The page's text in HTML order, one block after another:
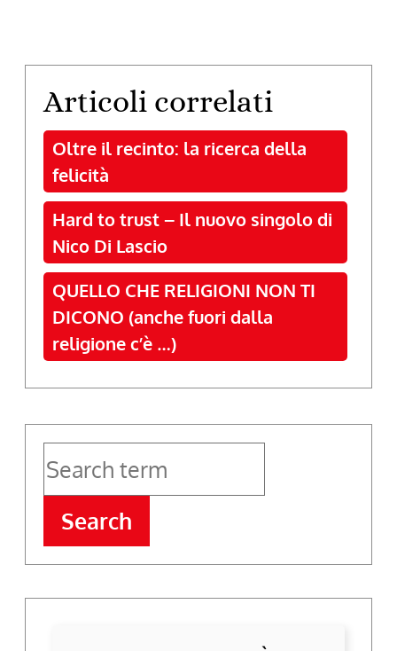
Articoli correlati
Oltre il recinto: la ricerca della
felicità
Hard to trust – Il nuovo singolo di
Nico Di Lascio
QUELLO CHE RELIGIONI NON TI
DICONO (anche fuori dalla
religione c’è …)
Search